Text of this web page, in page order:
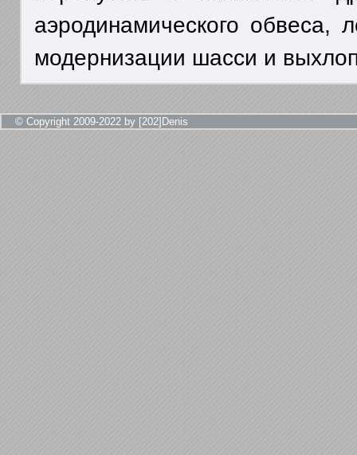
аэродинамического обвеса,
модернизации шасси и
© Copyright 2009-2022 by [202]Denis